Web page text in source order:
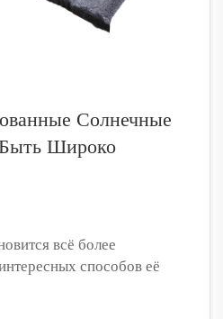
Солнечные
Широко
всё более
способов её
солнечные
выглядят так же, как